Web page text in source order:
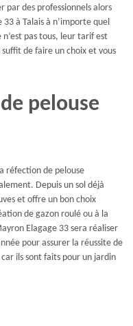
par des professionnels alors
à Talais à n’importe quel
pas tous, leur tarif est
de faire un choix et vous
pelouse
réfection de pelouse
Depuis un sol déjà
et offre un bon choix
de gazon roulé ou à la
Elagage 33 sera réaliser
pour assurer la réussite de
ils sont faits pour un jardin